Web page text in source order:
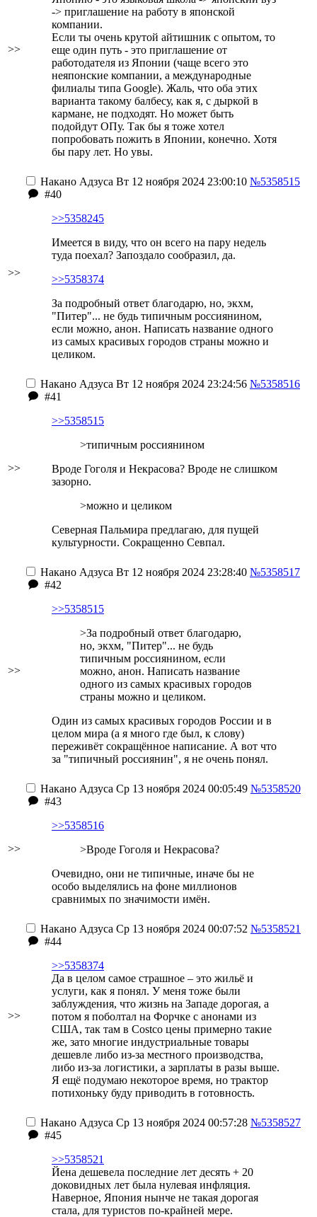
>>
-> приглашение на работу в японской
компании.
Если ты очень крутой айтишник с опытом, то
еще один путь - это приглашение от
работодателя из Японии (чаще всего это
неяпонские компании, а международные
филиалы типа Google). Жаль, что оба этих
варианта такому балбесу, как я, с дыркой в
кармане, не подходят. Но может быть
подойдут ОПу. Так бы я тоже хотел
попробовать пожить в Японии, конечно. Хотя
бы пару лет. Но увы.
>>
Накано Адзуса Вт 12 ноября 2024 23:00:10 №5358515
#40
>>5358245
Имеется в виду, что он всего на пару недель
туда поехал? Запоздало сообразил, да.
>>5358374
За подробный ответ благодарю, но, экхм,
"Питер"... не будь типичным россиянином,
если можно, анон. Написать название одного
из самых красивых городов страны можно и
целиком.
>>
Накано Адзуса Вт 12 ноября 2024 23:24:56 №5358516
#41
>>5358515
>типичным россиянином
Вроде Гоголя и Некрасова? Вроде не слишком
зазорно.
>можно и целиком
Северная Пальмира предлагаю, для пущей
культурности. Сокращенно Севпал.
>>
Накано Адзуса Вт 12 ноября 2024 23:28:40 №5358517
#42
>>5358515
>За подробный ответ благодарю,
но, экхм, "Питер"... не будь
типичным россиянином, если
можно, анон. Написать название
одного из самых красивых городов
страны можно и целиком.
Один из самых красивых городов России и в
целом мира (а я много где был, к слову)
переживёт сокращённое написание. А вот что
за "типичный россиянин", я не очень понял.
>>
Накано Адзуса Ср 13 ноября 2024 00:05:49 №5358520
#43
>>5358516
>Вроде Гоголя и Некрасова?
Очевидно, они не типичные, иначе бы не
особо выделялись на фоне миллионов
сравнимых по значимости имён.
>>
Накано Адзуса Ср 13 ноября 2024 00:07:52 №5358521
#44
>>5358374
Да в целом самое страшное – это жильё и
услуги, как я понял. У меня тоже были
заблуждения, что жизнь на Западе дорогая, а
потом я поболтал на Форчке с анонами из
США, так там в Costco цены примерно такие
же, зато многие индустриальные товары
дешевле либо из-за местного производства,
либо из-за логистики, а зарплаты в разы выше.
Я ещё подумаю некоторое время, но трактор
потихоньку буду приводить в готовность.
Накано Адзуса Ср 13 ноября 2024 00:57:28 №5358527
#45
>>5358521
Йена дешевела последние лет десять + 20
доковидных лет была нулевая инфляция.
Наверное, Япония нынче не такая дорогая
стала, для туристов по-крайней мере.